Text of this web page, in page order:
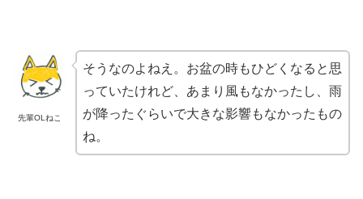
先輩OLねこ
そうなのよねえ。お盆の時もひどくなると思
っていたけれど、あまり風もなかったし、雨
が降ったぐらいで大きな影響もなかったもの
ね。